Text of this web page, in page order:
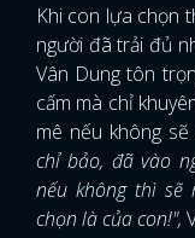
Khi con lựa chọn
người đã trải đủ
Vân Dung tôn
cấm mà chỉ
mê nếu không
chỉ bảo, đã vào
nếu không thì sẽ
chọn là của con!",